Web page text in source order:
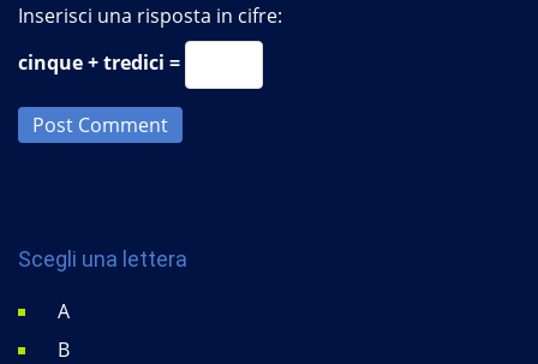
Inserisci una risposta in cifre:
cinque + tredici =
Post Comment
Scegli una lettera
A
B